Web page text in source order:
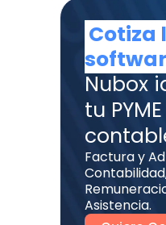
Cotiza
Nubox
tu
Factura y
Asistencia.